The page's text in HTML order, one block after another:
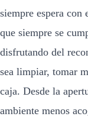
siempre espera con
que siempre se
disfrutando del
sea limpiar, tomar
caja. Desde la
ambiente menos